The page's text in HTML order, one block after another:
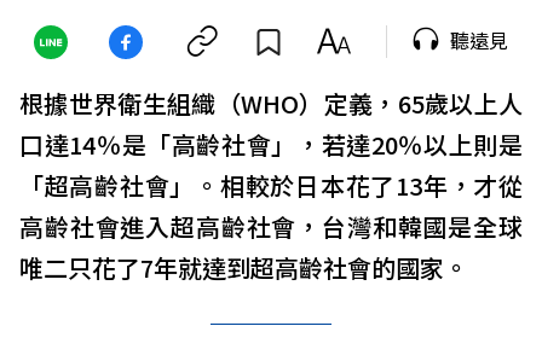
聽遠見
根據世界衛生組織（WHO）定義，65歲以上人
口達14％是「高齡社會」，若達20％以上則是
「超高齡社會」。相較於日本花了13年，才從
高齡社會進入超高齡社會，台灣和韓國是全球
唯二只花了7年就達到超高齡社會的國家。